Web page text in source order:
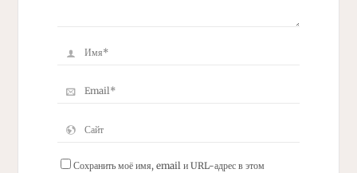
Сохранить моё имя, email и URL-адрес в этом